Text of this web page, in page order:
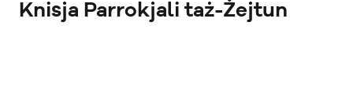
Knisja Parrokjali taż-Żejtun